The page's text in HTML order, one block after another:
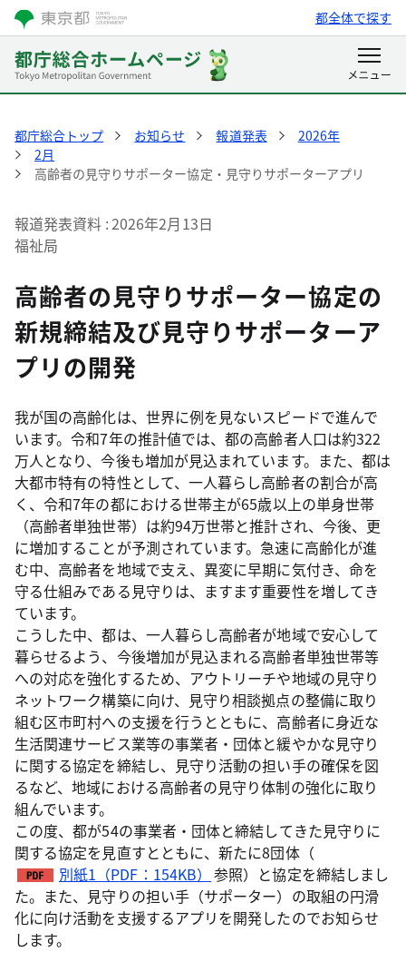
都全体で探す
都庁総合トップ お知らせ 報道発表
2026年
2月
高齢者の見守りサポーター協定・見守りサポーターアプリ
報道発表資料 2026年2月13日
福祉局
高齢者の見守りサポーター協定の
新規締結及び見守りサポーターア
プリの開発
我が国の高齢化は、世界に例を見ないスピードで進んで
います。令和7年の推計値では、都の高齢者人口は約322
万人となり、今後も増加が見込まれています。また、都は
大都市特有の特性として、一人暮らし高齢者の割合が高
く、令和7年の都における世帯主が65歳以上の単身世帯
（高齢者単独世帯）は約94万世帯と推計され、今後、更
に増加することが予測されています。急速に高齢化が進
む中、高齢者を地域で支え、異変に早期に気付き、命を
守る仕組みである見守りは、ますます重要性を増してき
ています。
こうした中、都は、一人暮らし高齢者が地域で安心して
暮らせるよう、今後増加が見込まれる高齢者単独世帯等
への対応を強化するため、アウトリーチや地域の見守り
ネットワーク構築に向け、見守り相談拠点の整備に取り
組む区市町村への支援を行うとともに、高齢者に身近な
生活関連サービス業等の事業者・団体と緩やかな見守り
に関する協定を締結し、見守り活動の担い手の確保を図
るなど、地域における高齢者の見守り体制の強化に取り
組んでいます。
この度、都が54の事業者・団体と締結してきた見守りに
関する協定を見直すとともに、新たに8団体（
別紙1（PDF：154KB） 参照）と協定を締結しまし
た。また、見守りの担い手（サポーター）の取組の円滑
化に向け活動を支援するアプリを開発したのでお知らせ
します。